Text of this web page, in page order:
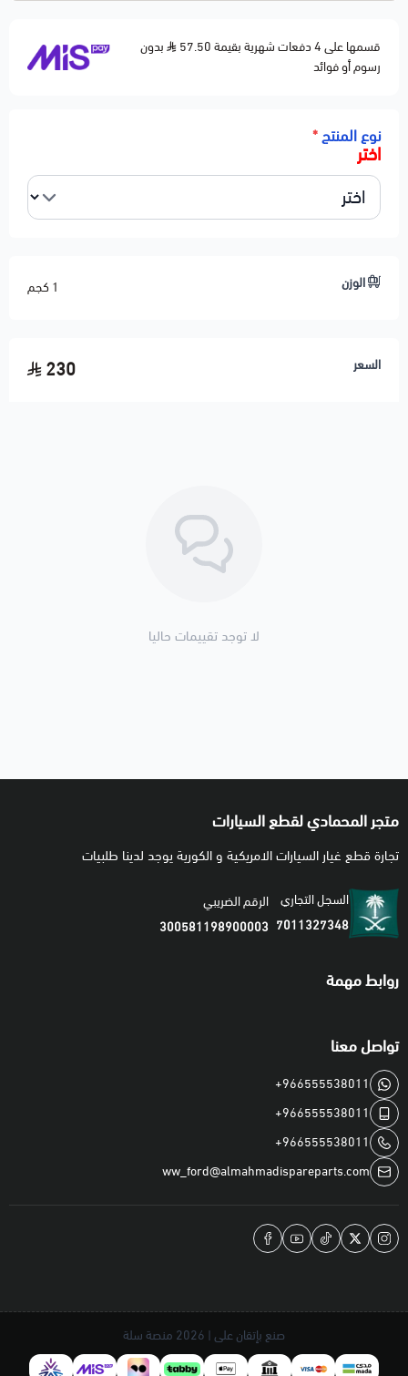
قسمها على 4 دفعات شهرية بقيمة 57.50
بدون
رسوم أو فوائد
نوع المنتج*
اختر
الوزن 1 كجم
السعر 230
لا توجد تقييمات حاليا
متجر المحمادي لقطع السيارات
تجارة قطع غيار السيارات الامريكية و الكورية يوجد لدينا طلبيات
السجل التجاري
7011327348
الرقم الضريبي
300581198900003
روابط مهمة
تواصل معنا
+966555538011
+966555538011
+966555538011
ww_ford@almahmadispareparts.com
صنع بإتقان على | 2026 منصة سلة